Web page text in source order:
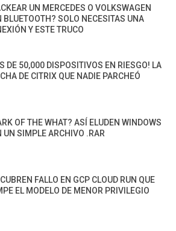
UN MERCEDES O VOLKSWAGEN
BLUETOOTH? SOLO NECESITAS UNA
Y ESTE TRUCO
DE 50,000 DISPOSITIVOS EN RIESGO! LA
DE CITRIX QUE NADIE PARCHEÓ
OF THE WHAT? ASÍ ELUDEN WINDOWS
UN SIMPLE ARCHIVO .RAR
FALLO EN GCP CLOUD RUN QUE
EL MODELO DE MENOR PRIVILEGIO